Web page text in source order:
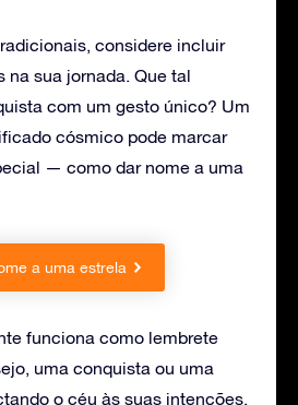
considere incluir
na sua jornada. Que tal
com um gesto único? Um
cósmico pode marcar
— como dar nome a uma
a uma estrela
funciona como lembrete
uma conquista ou uma
o céu às suas intenções.